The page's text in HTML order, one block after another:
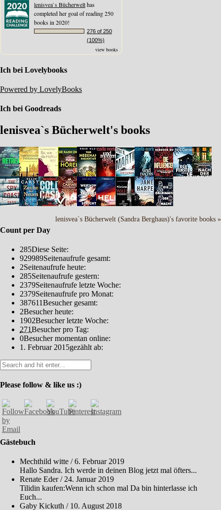
lenisvea`s Bücherwelthas
completed her goal of reading 250
books in 2020!
276 of 250
(100%)
view books
Ich bei Lovelybooks
Powered by LovelyBooks
Ich bei Goodreads
lenisvea`s Bücherwelt's books
lenisvea`s Bücherwelt (Sandra Berghaus)'s favorite books »
Count per Day
285Diese Seite:
929989Seitenaufrufe gesamt:
2Seitenaufrufe heute:
285Seitenaufrufe gestern:
2379Seitenaufrufe letzte Woche:
2379Seitenaufrufe pro Monat:
387611Besucher gesamt:
2Besucher heute:
1902Besucher letzte Woche:
271Besucher pro Tag:
0Besucher momentan online:
1. Februar 2015gezählt ab:
Please follow & like us :)
Gästebuch
Mechthild witte /6. Februar 2019
Hallo Sandra. Ich werde in deinen Blog jetzt mal öfters...
Renate Eder/ 24. Januar 2019
Tilidin kaufen:Wenn ich schon mal Da bin hinterlasse ich
Euch...
Gaby Kickuth / 10. August 2018